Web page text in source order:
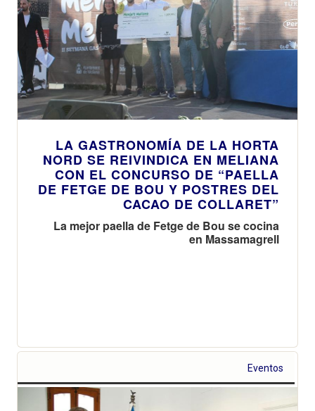
LA GASTRONOMÍA DE LA HORTA
NORD SE REIVINDICA EN MELIANA
CON EL CONCURSO DE “PAELLA
DE FETGE DE BOU Y POSTRES DEL
CACAO DE COLLARET”
La mejor paella de Fetge de Bou se cocina
en Massamagrell
Eventos